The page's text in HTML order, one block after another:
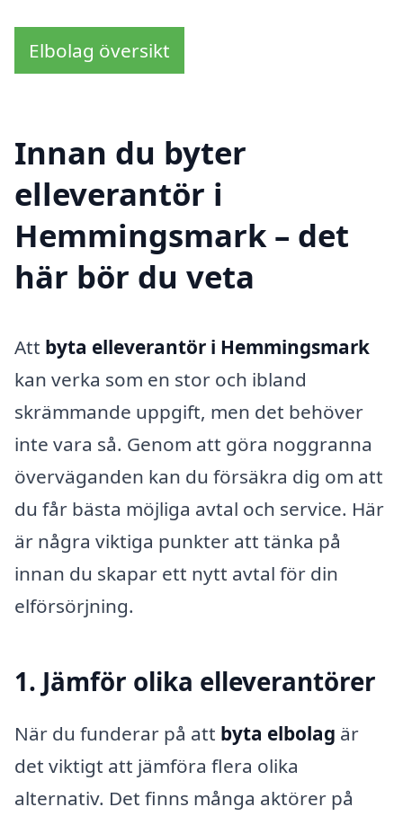
Elbolag översikt
Innan du byter
elleverantör i
Hemmingsmark – det
här bör du veta
Att byta elleverantör i Hemmingsmark
kan verka som en stor och ibland
skrämmande uppgift, men det behöver
inte vara så. Genom att göra noggranna
överväganden kan du försäkra dig om att
du får bästa möjliga avtal och service. Här
är några viktiga punkter att tänka på
innan du skapar ett nytt avtal för din
elförsörjning.
1. Jämför olika elleverantörer
När du funderar på att byta elbolag är
det viktigt att jämföra flera olika
alternativ. Det finns många aktörer på